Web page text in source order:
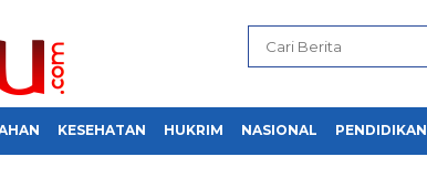
KESEHATAN HUKRIM NASIONAL PENDIDIKAN